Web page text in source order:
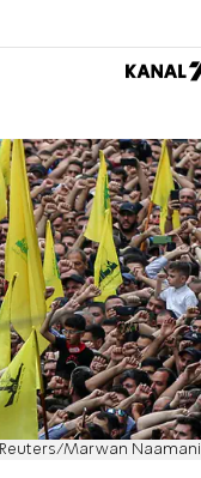
Reuters/Marwan Naamani